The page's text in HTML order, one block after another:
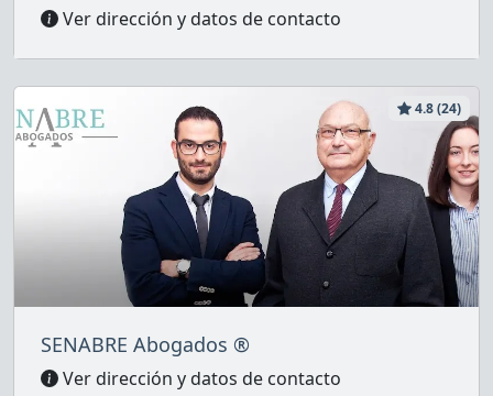
Ver dirección y datos de contacto
4.8 (24)
SENABRE Abogados ®
Ver dirección y datos de contacto